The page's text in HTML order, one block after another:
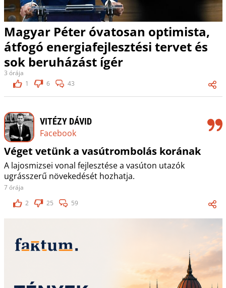
Magyar Péter óvatosan optimista,
átfogó energiafejlesztési tervet és
sok beruházást ígér
3 órája
1
6 43
VITÉZY DÁVID
Facebook
Véget vetünk a vasútrombolás korának
A lajosmizsei vonal fejlesztése a vasúton utazók
ugrásszerű növekedését hozhatja.
7 órája
2
25 59